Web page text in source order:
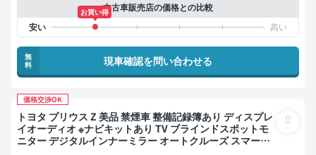
中古車販売店の価格との比較
お買い得
無
料
現車確認を問い合わせる
価格交渉OK
トヨタ プリウス Z 美品 禁煙車 整備記録簿あり ディスプレ
イオーディオ ※ナビキットあり TV ブラインドスポットモ
ニター デジタルインナーミラー オートクルーズ スマート